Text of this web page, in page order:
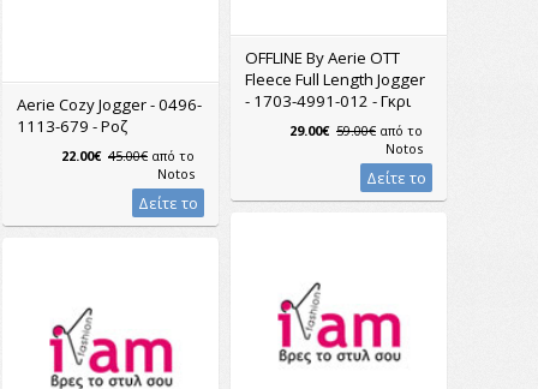
OFFLINE By Aerie OTT
Fleece Full Length Jogger
- 1703-4991-012 - Γκρι
29.00€ 59.00€ από το
Notos
Δείτε το
Aerie Cozy Jogger - 0496-
1113-679 - Ροζ
22.00€ 45.00€ από το
Notos
Δείτε το